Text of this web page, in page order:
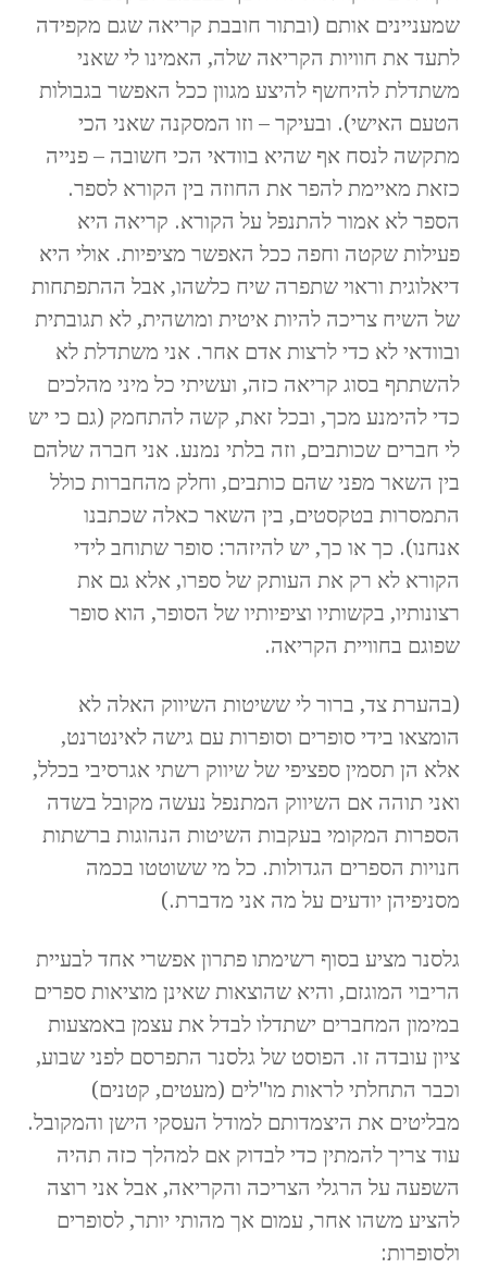
שמעניינים אותם (ובתור חובבת קריאה שגם מקפידה
לתעד את חוויות הקריאה שלה, האמינו לי שאני
משתדלת להיחשף להיצע מגוון ככל האפשר בגבולות
הטעם האישי). ובעיקר – וזו המסקנה שאני הכי
מתקשה לנסח אף שהיא בוודאי הכי חשובה – פנייה
כזאת מאיימת להפר את החוזה בין הקורא לספר.
הספר לא אמור להתנפל על הקורא. קריאה היא
פעילות שקטה וחפה ככל האפשר מציפיות. אולי היא
דיאלוגית וראוי שתפרה שיח כלשהו, אבל ההתפתחות
של השיח צריכה להיות איטית ומושהית, לא תגובתית
ובוודאי לא כדי לרצות אדם אחר. אני משתדלת לא
להשתתף בסוג קריאה כזה, ועשיתי כל מיני מהלכים
כדי להימנע מכך, ובכל זאת, קשה להתחמק (גם כי יש
לי חברים שכותבים, וזה בלתי נמנע. אני חברה שלהם
בין השאר מפני שהם כותבים, וחלק מהחברות כולל
התמסרות בטקסטים, בין השאר כאלה שכתבנו
אנחנו). כך או כך, יש להיזהר: סופר שתוחב לידי
הקורא לא רק את העותק של ספרו, אלא גם את
רצונותיו, בקשותיו וציפיותיו של הסופר, הוא סופר
שפוגם בחוויית הקריאה.
(בהערת צד, ברור לי ששיטות השיווק האלה לא
הומצאו בידי סופרים וסופרות עם גישה לאינטרנט,
אלא הן תסמין ספציפי של שיווק רשתי אגרסיבי בכלל,
ואני תוהה אם השיווק המתנפל נעשה מקובל בשדה
הספרות המקומי בעקבות השיטות הנהוגות ברשתות
חנויות הספרים הגדולות. כל מי ששוטטו בכמה
מסניפיהן יודעים על מה אני מדברת.)
גלסנר מציע בסוף רשימתו פתרון אפשרי אחד לבעיית
הריבוי המוגזם, והיא שהוצאות שאינן מוציאות ספרים
במימון המחברים ישתדלו לבדל את עצמן באמצעות
ציון עובדה זו. הפוסט של גלסנר התפרסם לפני שבוע,
וכבר התחלתי לראות מו"לים (מעטים, קטנים)
מבליטים את היצמדותם למודל העסקי הישן והמקובל.
עוד צריך להמתין כדי לבדוק אם למהלך כזה תהיה
השפעה על הרגלי הצריכה והקריאה, אבל אני רוצה
להציע משהו אחר, עמום אך מהותי יותר, לסופרים
ולסופרות: